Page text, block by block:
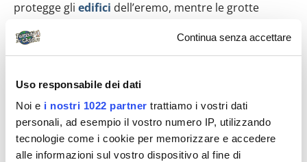
Continua senza accettare
Uso responsabile dei dati
Noi e i nostri 1022 partner trattiamo i vostri dati
personali, ad esempio il vostro numero IP, utilizzando
tecnologie come i cookie per memorizzare e accedere
alle informazioni sul vostro dispositivo al fine di
protegge gli edifici dell’eremo, mentre le grotte
utilizzati dal San Francesco per ritirarsi in preghiera,
raccontano storie di
e di miracoli.
burrone. La tradizione vuole che questo burrone sia il
letto di un fiume che ilPoverello d’Assisifece
prosciugare, perché il rumore delle acque disturbava
la sua preghiera.